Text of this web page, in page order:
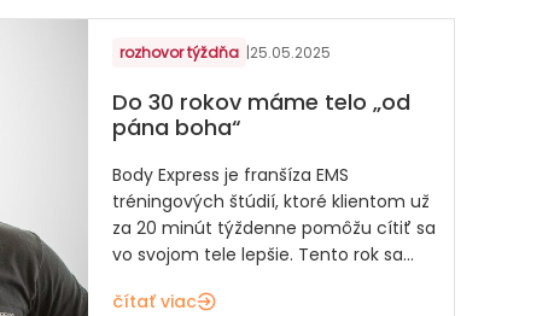
rozhovor týždňa |25.05.2025
Do 30 rokov máme telo „od
pána boha“
Body Express je franšíza EMS
tréningových štúdií, ktoré klientom už
za 20 minút týždenne pomôžu cítiť sa
vo svojom tele lepšie. Tento rok sa...
čítať viac